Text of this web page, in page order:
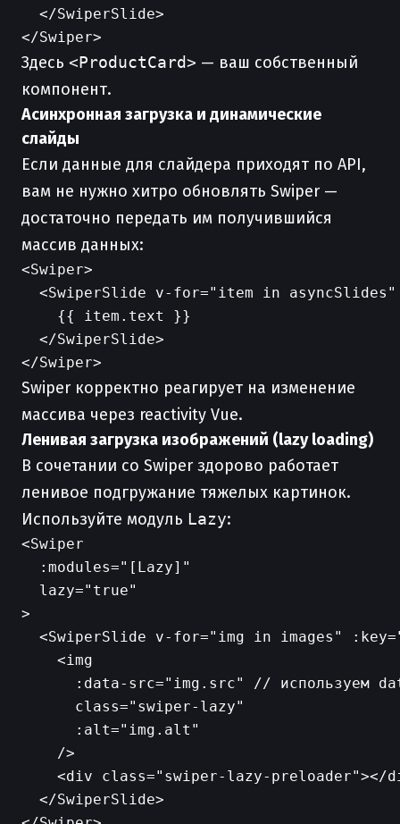
  </SwiperSlide>
Здесь <ProductCard> — ваш собственный
компонент.
Асинхронная загрузка и динамические
слайды
Если данные для слайдера приходят по API,
вам не нужно хитро обновлять Swiper —
достаточно передать им получившийся
массив данных:
<Swiper>
<SwiperSlide v-for="item in
    {{ item.text }}
  </SwiperSlide>
Swiper корректно реагирует на изменение
массива через reactivity Vue.
Ленивая загрузка изображений (lazy loading)
В сочетании со Swiper здорово работает
ленивое подгружание тяжелых картинок.
Используйте модуль Lazy:
<Swiper
  :modules="[Lazy]"
  lazy="true"
>
<SwiperSlide v-for="img in images"
    <img
:data-src="img.src" // используем
      class="swiper-lazy"
      :alt="img.alt"
    />
<div class="swiper-lazy-preloader"></
  </SwiperSlide>